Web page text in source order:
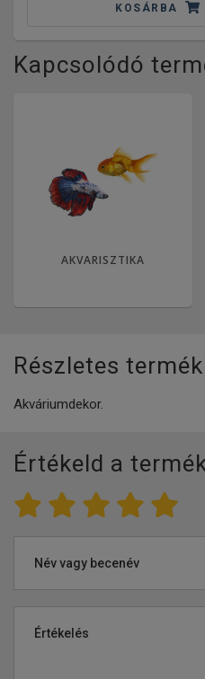
KOSÁRBA
Kapcsolódó
AKVARISZTIKA
Részletes
Akváriumdekor.
Értékeld a
Név vagy becenév
Értékelés